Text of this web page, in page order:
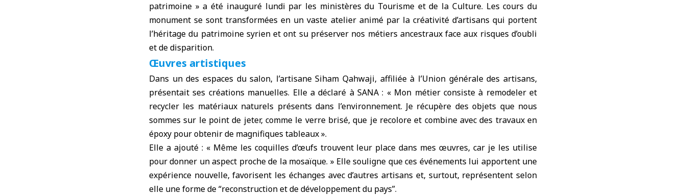
patrimoine » a été inauguré lundi par les ministères du Tourisme et de la Culture. Les cours du
monument se sont transformées en un vaste atelier animé par la créativité d’artisans qui portent
l’héritage du patrimoine syrien et ont su préserver nos métiers ancestraux face aux risques d’oubli
et de disparition.
Œuvres artistiques
Dans un des espaces du salon, l’artisane Siham Qahwaji, affiliée à l’Union générale des artisans,
présentait ses créations manuelles. Elle a déclaré à SANA : « Mon métier consiste à remodeler et
recycler les matériaux naturels présents dans l’environnement. Je récupère des objets que nous
sommes sur le point de jeter, comme le verre brisé, que je recolore et combine avec des travaux en
époxy pour obtenir de magnifiques tableaux ».
Elle a ajouté : « Même les coquilles d’œufs trouvent leur place dans mes œuvres, car je les utilise
pour donner un aspect proche de la mosaïque. » Elle souligne que ces événements lui apportent une
expérience nouvelle, favorisent les échanges avec d’autres artisans et, surtout, représentent selon
elle une forme de “reconstruction et de développement du pays”.